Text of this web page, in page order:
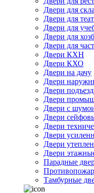
Двери для
Двери для
Двери для
Двери для
Двери для
Двери КХН
Двери КХО
Двери на дачу
Двери
Двери
Двери
Двери с
Двери
Двери
Двери
Двери
Двери
Парадные
Тамбурные